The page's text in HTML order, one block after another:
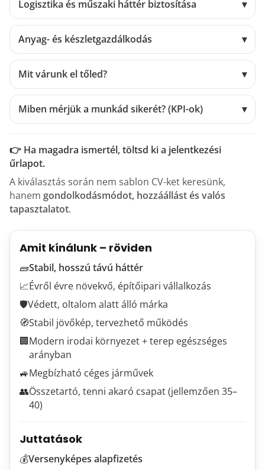
Logisztika és műszaki háttér biztosítása ▾
Anyag- és készletgazdálkodás ▾
Mit várunk el tőled? ▾
Miben mérjük a munkád sikerét? (KPI-ok) ▾
👉 Ha magadra ismertél, töltsd ki a jelentkezési
űrlapot.
A kiválasztás során nem sablon CV-ket keresünk,
hanem gondolkodásmódot, hozzáállást és valós
tapasztalatot.
Amit kínálunk – röviden
🧱Stabil, hosszú távú háttér
📈Évről évre növekvő, építőipari vállalkozás
🛡Védett, oltalom alatt álló márka
🧭Stabil jövőkép, tervezhető működés
🏢Modern irodai környezet + terep egészséges
arányban
🚙Megbízható céges járművek
👥Összetartó, tenni akaró csapat (jellemzően 35–
40)
Juttatások
💰Versenyképes alapfizetés